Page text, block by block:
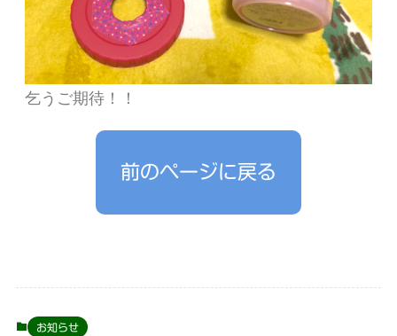
乞うご期待！！
前のページに戻る
お知らせ